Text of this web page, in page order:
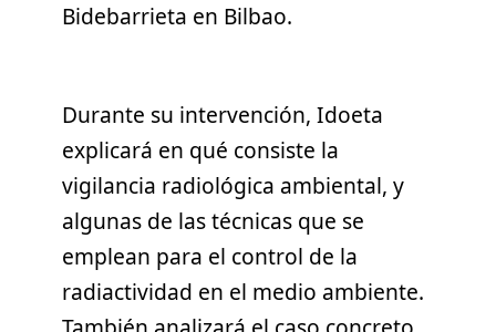
Bidebarrieta en Bilbao.
Durante su intervención, Idoeta
explicará en qué consiste la
vigilancia radiológica ambiental, y
algunas de las técnicas que se
emplean para el control de la
radiactividad en el medio ambiente.